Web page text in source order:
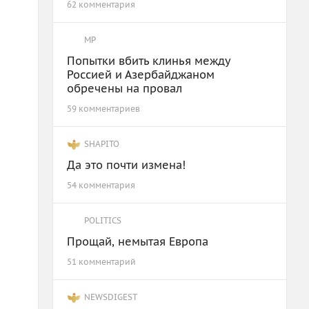
62 комментария
MP
Попытки вбить клинья между
Россией и Азербайджаном
обречены на провал
59 комментариев
SHAPITO
Да это почти измена!
54 комментария
POLITICS
Прощай, немытая Европа
51 комментарий
NEWSDIGEST